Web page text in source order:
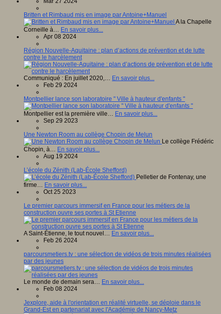
Britten et Rimbaud mis en image par Antoine+Manuel
A la Chapelle
Corneille à… En savoir plus...
Apr 08 2024
Région Nouvelle-Aquitaine : plan d’actions de prévention et de lutte
contre le harcèlement
Communiqué : En juillet 2020,… En savoir plus...
Feb 29 2024
Montpellier lance son laboratoire " Ville à hauteur d'enfants "
Montpellier est la première ville… En savoir plus...
Sep 29 2023
Une Newton Room au collège Chopin de Melun
Le collège Frédéric
Chopin, à… En savoir plus...
Aug 19 2024
L’école du Zénith (Lab-École Shefford)
Pelletier de Fontenay, une
firme… En savoir plus...
Oct 25 2023
Le premier parcours immersif en France pour les métiers de la
construction ouvre ses portes à St Etienne
A Saint-Étienne, le tout nouvel… En savoir plus...
Feb 26 2024
parcoursmetiers.tv : une sélection de vidéos de trois minutes réalisées
par des jeunes
Le monde de demain sera… En savoir plus...
Feb 08 2024
Jexplore, aide à l'orientation en réalité virtuelle, se déploie dans le
Grand-Est en partenariat avec l'Académie de Nancy-Metz